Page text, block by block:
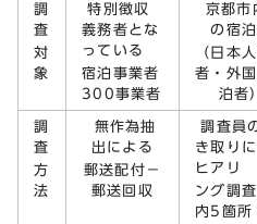
調
査
対
象
特別徴収
義務者とな
っている
宿泊事業者
300事業者
京都市
の宿
（日本
者・外
泊者）
調
査
方
法
無作為抽
出による
郵送配付－
郵送回収
調査員
き取り
ヒアリ
ング調
内5箇所